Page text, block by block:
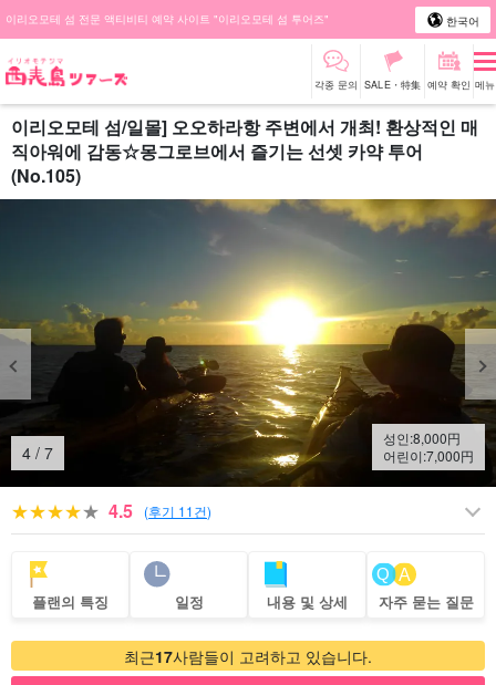
이리오모테 섬 전문 액티비티 예약 사이트 "이리오모테 섬 투어즈" 한국어
각종 문의 SALE・特集 예약 확인 메뉴
이리오모테 섬/일몰] 오오하라항 주변에서 개최! 환상적인 매
직아워에 감동☆몽그로브에서 즐기는 선셋 카약 투어
(No.105)
4 / 7
성인:8,000円
어린이:7,000円
4.5 (후기 11건)
플랜의 특징 일정 내용 및 상세 자주 묻는 질문
최근17사람들이 고려하고 있습니다.